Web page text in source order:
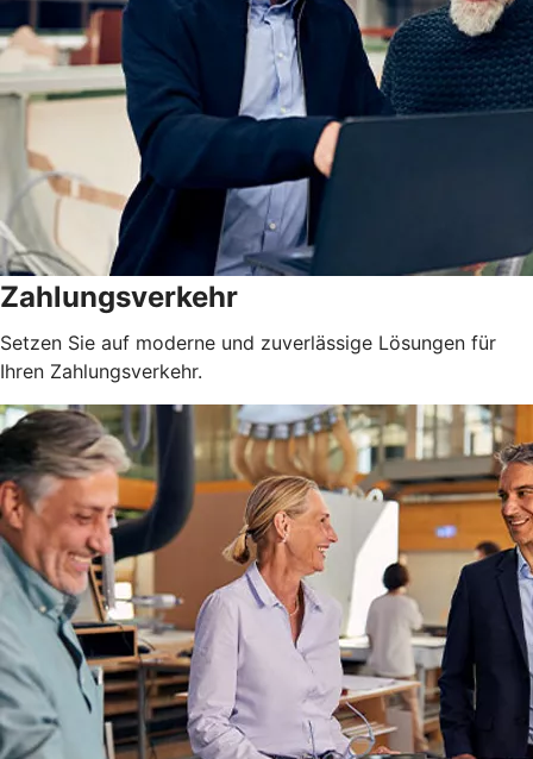
Zahlungsverkehr
Setzen Sie auf moderne und zuverlässige Lösungen für
Ihren Zahlungsverkehr.